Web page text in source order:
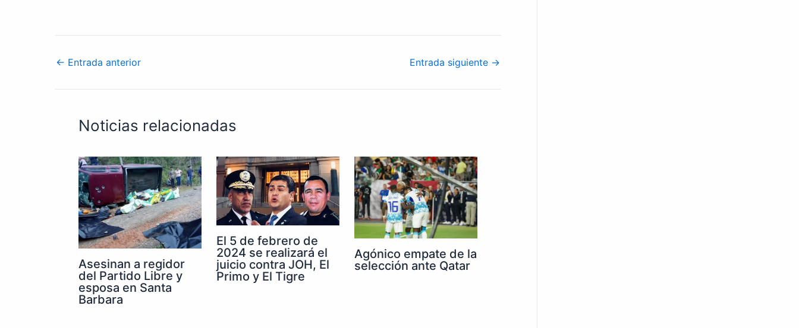
← Entrada anterior Entrada siguiente →
Noticias relacionadas
Asesinan a regidor
del Partido Libre y
esposa en Santa
Barbara
El 5 de febrero de
2024 se realizará el
juicio contra JOH, El
Primo y El Tigre
Agónico empate de la
selección ante Qatar